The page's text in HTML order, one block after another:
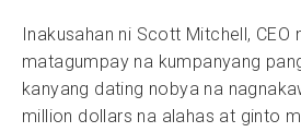
Inakusahan ni Scott Mitchell, CEO
matagumpay na kumpanyang
kanyang dating nobya na
million dollars na alahas at ginto